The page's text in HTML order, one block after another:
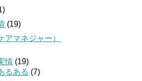
(19)
アマネジャー）
情 (19)
るある (7)